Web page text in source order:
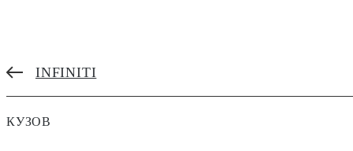
INFINITI
КУЗОВ